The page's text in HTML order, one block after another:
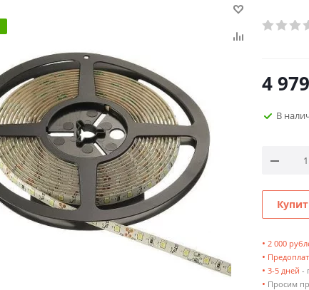
4 979
В
• 2 000
•
• 3-5 дней -
• Просим